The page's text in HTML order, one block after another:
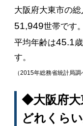
大阪府大東市の総
51,949世帯です。
平均年齢は45.1
す。
（2015年総務省統計局調
◆大阪府大
どれくら